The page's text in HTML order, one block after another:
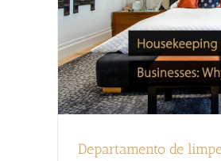
Departamento de